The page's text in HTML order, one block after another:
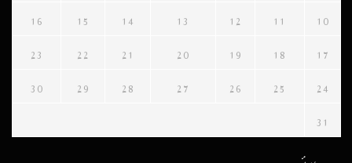
10
11
12
13
14
15
16
17
18
19
20
21
22
23
24
25
26
27
28
29
30
31